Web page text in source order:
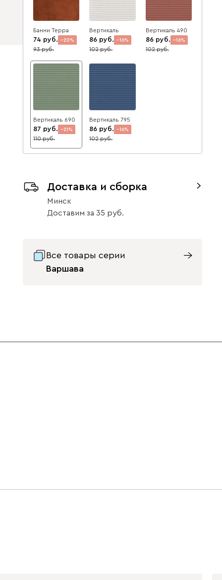
Банни Терра
74 20
93
Вертикаль
86 16
102
Вертикаль 490
86 16
102
Вертикаль 690
87 21
110
Вертикаль 795
86 16
102
Доставка и сборка
Минск
Доставим за 35
Все товары серии
Варшава